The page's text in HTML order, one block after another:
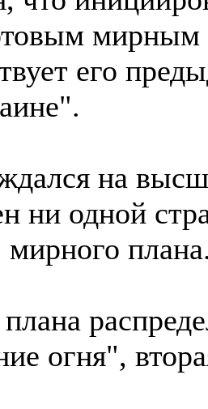
его
на
ни одной
огня",